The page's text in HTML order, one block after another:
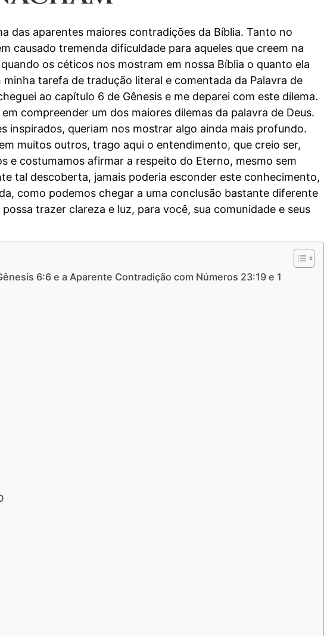
das aparentes maiores contradições da Bíblia. Tanto no
causado tremenda dificuldade para aqueles que creem na
os céticos nos mostram em nossa Bíblia o quanto ela
tarefa de tradução literal e comentada da Palavra de
ao capítulo 6 de Gênesis e me deparei com este dilema.
compreender um dos maiores dilemas da palavra de Deus.
inspirados, queriam nos mostrar algo ainda mais profundo.
muitos outros, trago aqui o entendimento, que creio ser,
e costumamos afirmar a respeito do Eterno, mesmo sem
tal descoberta, jamais poderia esconder este conhecimento,
como podemos chegar a uma conclusão bastante diferente
trazer clareza e luz, para você, sua comunidade e seus